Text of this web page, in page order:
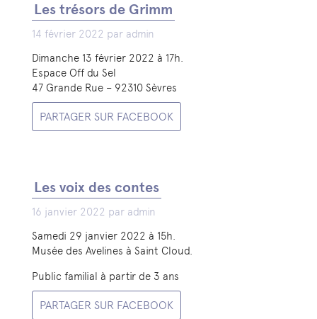
Les trésors de Grimm
14 février 2022 par admin
Dimanche 13 février 2022 à 17h.
Espace Off du Sel
47 Grande Rue – 92310 Sèvres
PARTAGER SUR FACEBOOK
Les voix des contes
16 janvier 2022 par admin
Samedi 29 janvier 2022 à 15h.
Musée des Avelines à Saint Cloud.
Public familial à partir de 3 ans
PARTAGER SUR FACEBOOK